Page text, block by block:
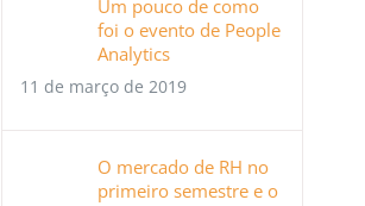
Um pouco de como
foi o evento de People
Analytics
11 de março de 2019
O mercado de RH no
primeiro semestre e o